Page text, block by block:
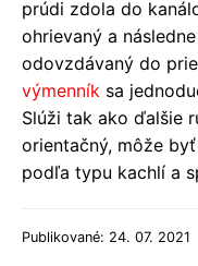
prúdi zdola do
ohrievaný a
odovzdávaný do
výmenník sa
Slúži tak ako ďalšie
orientačný, môže
podľa typu kachlí a
Publikované: 24. 07. 2021